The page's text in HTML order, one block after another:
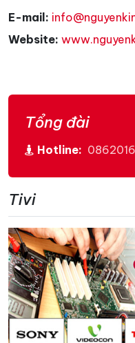
E-mail:
Website:
Tổng đài
Hotline:
Tivi